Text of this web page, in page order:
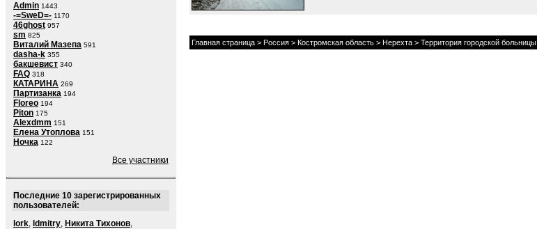
Admin 1443
-=SweD=- 1170
46ghost 957
sm 825
Виталий Мазепа 591
dasha-k 355
бакшевист 340
FAQ 318
КАТАРИНА 269
Партизанка 194
Floreo 194
Piton 175
Alexdmm 151
Елена Утоплова 151
Ночка 122
Все участники
Последние 10 зарегистрированных
пользователей:
lork, ldmitry, Никита Тихонов,
Главная страница > Россия > Костромская область > Нерехта > Территория городской больницы